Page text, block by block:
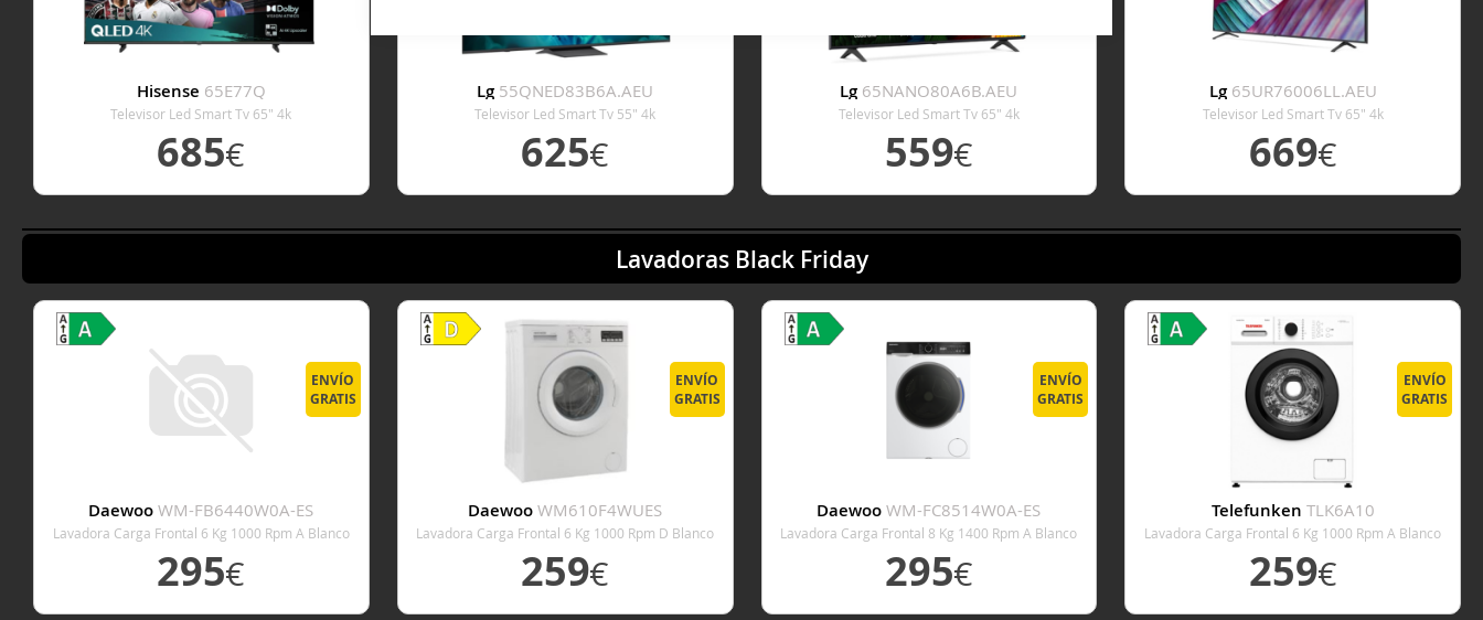
Hisense 65E77Q
Televisor Led Smart Tv 65" 4k
685€
Lg 55QNED83B6A.AEU
Televisor Led Smart Tv 55" 4k
625€
Lg 65NANO80A6B.AEU
Televisor Led Smart Tv 65" 4k
559€
Lg 65UR76006LL.AEU
Televisor Led Smart Tv 65" 4k
669€
Lavadoras Black Friday
ENVÍO
GRATIS
DaewooWM-FB6440W0A-ES
Lavadora Carga Frontal 6 Kg 1000 Rpm A Blanco
295€
ENVÍO
GRATIS
DaewooWM610F4WUES
Lavadora Carga Frontal 6 Kg 1000 Rpm D Blanco
259€
ENVÍO
GRATIS
DaewooWM-FC8514W0A-ES
Lavadora Carga Frontal 8 Kg 1400 Rpm A Blanco
295€
ENVÍO
GRATIS
Telefunken TLK6A10
Lavadora Carga Frontal 6 Kg 1000 Rpm A Blanco
259€